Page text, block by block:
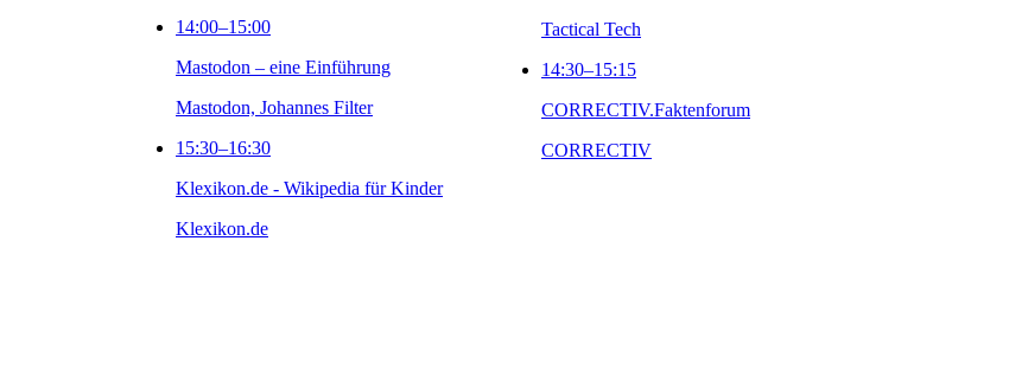
14:00⁠–15:00
Mastodon – eine Einführung
Mastodon, Johannes Filter
15:30⁠–16:30
Klexikon.de - Wikipedia für Kinder
Klexikon.de
Tactical Tech
14:30⁠–15:15
CORRECTIV.Faktenforum
CORRECTIV